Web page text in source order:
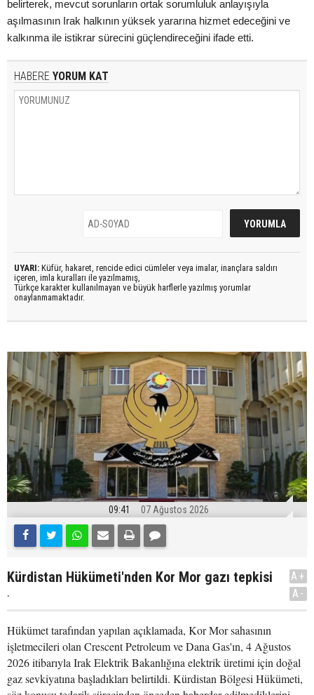
belirterek, mevcut sorunların ortak sorumluluk anlayışıyla
aşılmasının Irak halkının yüksek yararına hizmet edeceğini ve
kalkınma ile istikrar sürecini güçlendireceğini ifade etti.
HABERE YORUM KAT
UYARI: Küfür, hakaret, rencide edici cümleler veya imalar, inançlara saldırı
içeren, imla kuralları ile yazılmamış,
Türkçe karakter kullanılmayan ve büyük harflerle yazılmış yorumlar
onaylanmamaktadır.
09:41 07 Ağustos 2026
Kürdistan Hükümeti'nden Kor Mor gazı tepkisi
.
A+
A-
Hükümet tarafından yapılan açıklamada, Kor Mor sahasının
işletmecileri olan Crescent Petroleum ve Dana Gas'ın, 4 Ağustos
2026 itibarıyla Irak Elektrik Bakanlığına elektrik üretimi için doğal
gaz sevkiyatına başladıkları belirtildi. Kürdistan Bölgesi Hükümeti,